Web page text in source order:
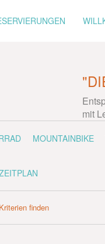
mit
MOUNTAINBIKE
finden